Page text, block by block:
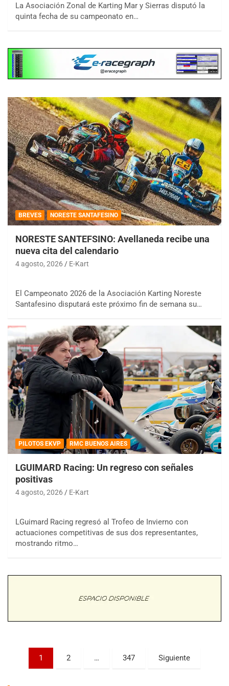
La Asociación Zonal de Karting Mar y Sierras disputó la
quinta fecha de su campeonato en…
BREVES NORESTE SANTAFESINO
NORESTE SANTEFSINO: Avellaneda recibe una
nueva cita del calendario
4 agosto, 2026 E-Kart
El Campeonato 2026 de la Asociación Karting Noreste
Santafesino disputará este próximo fin de semana su…
PILOTOS EKVP RMC BUENOS AIRES
LGUIMARD Racing: Un regreso con señales
positivas
4 agosto, 2026 E-Kart
LGuimard Racing regresó al Trofeo de Invierno con
actuaciones competitivas de sus dos representantes,
mostrando ritmo…
Paginación
1 2 … 347 Siguiente
COBERTURA ESPECIAL DE E-KART.COM.AR
08/09-AGO
Parque de la Velocidad (Asfalto)
Villaguay (Entre Ríos)